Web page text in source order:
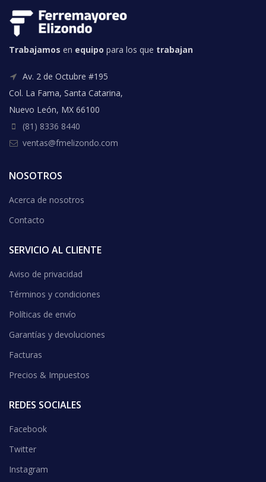
Trabajamos en equipo para los que trabajan
Av. 2 de Octubre #195
Col. La Fama, Santa Catarina,
Nuevo León, MX 66100
(81) 8336 8440
ventas@fmelizondo.com
NOSOTROS
Acerca de nosotros
Contacto
SERVICIO AL CLIENTE
Aviso de privacidad
Términos y condiciones
Políticas de envío
Garantías y devoluciones
Facturas
Precios & Impuestos
REDES SOCIALES
Facebook
Twitter
Instagram